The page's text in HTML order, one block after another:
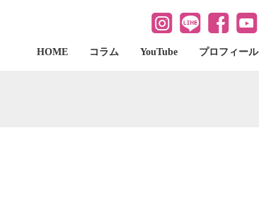
HOME コラム YouTube プロフィール